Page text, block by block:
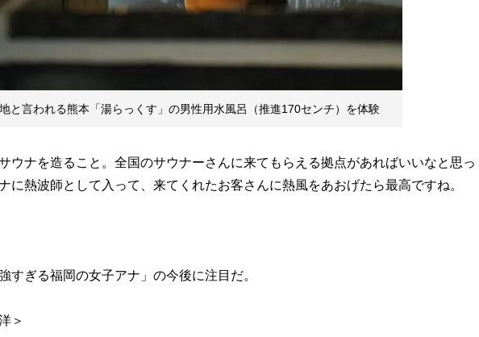
と言われる熊本「湯らっくす」の男性用水風呂（推進170センチ）を体験
ウナを造ること。全国のサウナーさんに来てもらえる拠点があればいいなと思っ
に熱波師として入って、来てくれたお客さんに熱風をあおげたら最高ですね。
すぎる福岡の女子アナ」の今後に注目だ。